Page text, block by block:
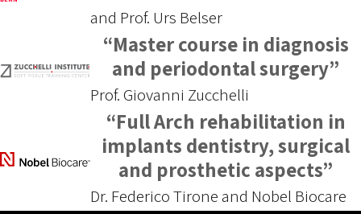
and Prof. Urs Belser
“Master course in diagnosis
and periodontal surgery”
Prof. Giovanni Zucchelli
“Full Arch rehabilitation in
implants dentistry, surgical
and prosthetic aspects”
Dr. Federico Tirone and Nobel Biocare